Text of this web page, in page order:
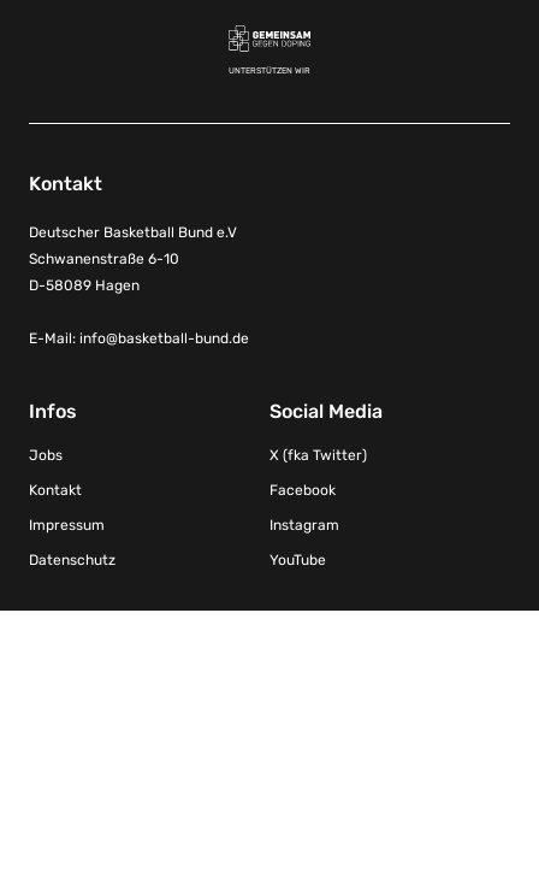
UNTERSTÜTZEN WIR
Kontakt
Deutscher Basketball Bund e.V
Schwanenstraße 6-10
D-58089 Hagen
E-Mail: info@basketball-bund.de
Infos
Jobs
Kontakt
Impressum
Datenschutz
Social Media
X (fka Twitter)
Facebook
Instagram
YouTube